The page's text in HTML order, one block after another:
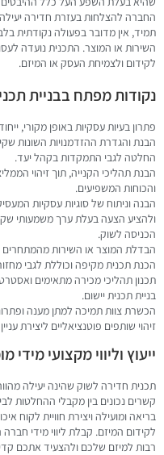
החברה להצלחות בעזרת חדירה יעילה
תמיד, אין מדובר בפעולה נקודתית
השירות או המוצר. התכנית נועדה
לקידום ולצמיחת העסק או המיזם.
נקודות מפתח בבניית
פתרון בעיות עסקיות באופן מקורי,
הבנת והגדרת ההזדמנויות השונות
החלטה לגבי התמקדות בקהל יעד.
הבנת תהליכי הקנייה, תוך זיהוי
והכוחות המשפיעים.
הבנה וניתוח של סוגיות עסקיות
ולהציע הצעה בעלת ערך משמעותי
הכניסה לשוק.
הבדלת המוצר או השירות מהמתחרים
הכנת תכנית מקיפה וכוללת לגבי
תכנון תהליכי מכירה מתאימים
בניית תכנית יישום.
הכשרת צוות תמיכה למתן מענה
זיהוי שותפים פוטנציאליים ליצירת
ייעוץ וליווי מקצועי מידי
תכנית חדירה לשוק שהינה יעילה
קשרים נכונים בין מקבלי ההחלטות
בריאה ומועילה ויצירת חוויית לקוח
לקידום המיזם. קבלת ליווי מידי
רבות למיזם שלכם ולהצעיד אתכם